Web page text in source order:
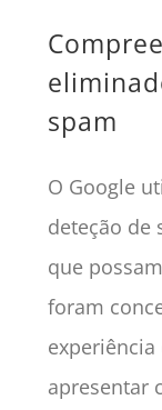
spam
O Google
deteção de
que
foram
apresentar